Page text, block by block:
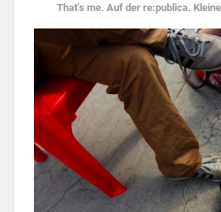
That’s me. Auf der re:publica.